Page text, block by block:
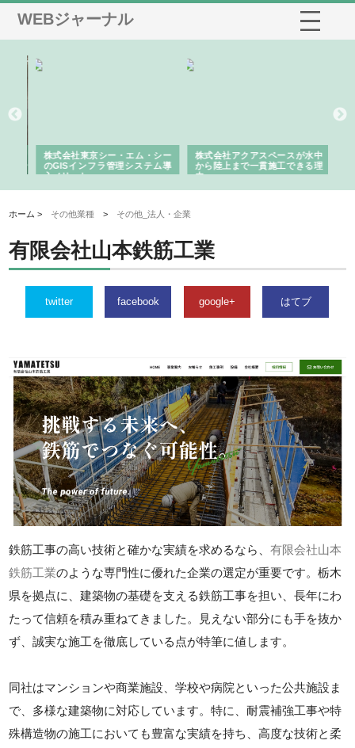
WEBジャーナル
株式会社東京シー・エム・シー
のGISインフラ管理システム導
入メリット
株式会社アクアスペースが水中
から陸上まで一貫施工できる理
由
ホーム > その他業種 > その他_法人・企業
有限会社山本鉄筋工業
twitter facebook google+ はてブ
鉄筋工事の高い技術と確かな実績を求めるなら、有限会社山本
鉄筋工業のような専門性に優れた企業の選定が重要です。栃木
県を拠点に、建築物の基礎を支える鉄筋工事を担い、長年にわ
たって信頼を積み重ねてきました。見えない部分にも手を抜か
ず、誠実な施工を徹底している点が特筆に値します。
同社はマンションや商業施設、学校や病院といった公共施設ま
で、多様な建築物に対応しています。特に、耐震補強工事や特
殊構造物の施工においても豊富な実績を持ち、高度な技術と柔